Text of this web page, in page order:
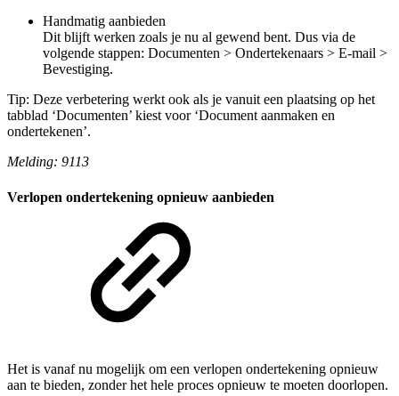
Handmatig aanbieden
Dit blijft werken zoals je nu al gewend bent. Dus via de
volgende stappen: Documenten > Ondertekenaars > E-mail >
Bevestiging.
Tip: Deze verbetering werkt ook als je vanuit een plaatsing op het
tabblad ‘Documenten’ kiest voor ‘Document aanmaken en
ondertekenen’.
Melding: 9113
Verlopen ondertekening opnieuw aanbieden
Het is vanaf nu mogelijk om een verlopen ondertekening opnieuw
aan te bieden, zonder het hele proces opnieuw te moeten doorlopen.